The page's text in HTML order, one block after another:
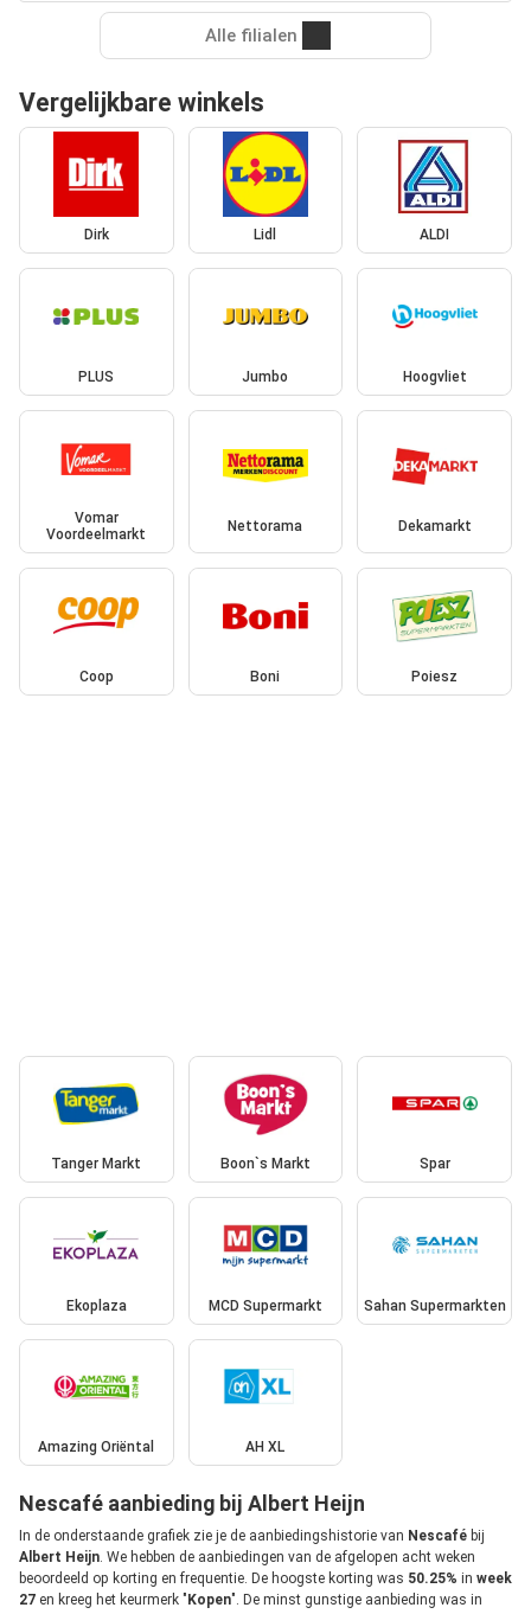
Alle filialen
Vergelijkbare winkels
Dirk Lidl ALDI
PLUS Jumbo Hoogvliet
Vomar
Voordeelmarkt
Nettorama Dekamarkt
Coop Boni Poiesz
Tanger Markt Boon`s Markt Spar
Ekoplaza MCD Supermarkt Sahan Supermarkten
Amazing Oriëntal AH XL
Nescafé aanbieding bij Albert Heijn
In de onderstaande grafiek zie je de aanbiedingshistorie van Nescafé bij
Albert Heijn. We hebben de aanbiedingen van de afgelopen acht weken
beoordeeld op korting en frequentie. De hoogste korting was 50.25% in week
27 en kreeg het keurmerk " Kopen". De minst gunstige aanbieding was in